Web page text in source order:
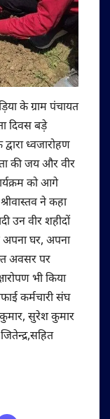
के ग्राम पंचायत
दिवस बड़े
ध्वजारोहण
की जय और वीर
को आगे
ने कहा
उन वीर शहीदों
अपना घर, अपना
अवसर पर
भी किया
कर्मचारी संघ
सुरेश कुमार